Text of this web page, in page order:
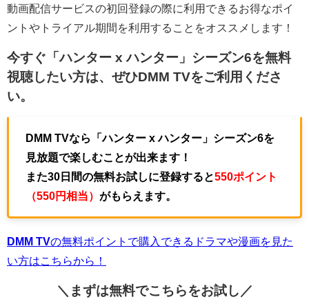
動画配信サービスの初回登録の際に利用できるお得なポイ
ントやトライアル期間を利用することをオススメします！
今すぐ「ハンター x ハンター」シーズン6を無料
視聴したい方は、ぜひ DMM TVをご利用くださ
い。
DMM TVなら「ハンター x ハンター」シーズン6を
見放題で楽しむことが出来ます！
また30日間の無料お試しに登録すると550ポイント
（550円相当） がもらえます。
DMM TVの無料ポイントで購入できるドラマや漫画を見た
い方はこちらから！
＼まずは無料でこちらをお試し／